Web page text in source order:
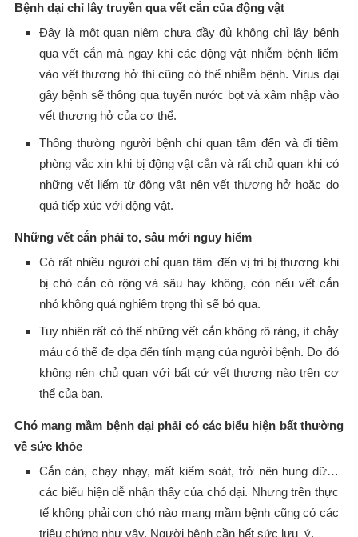
Bệnh dại chỉ lây truyền qua vết cắn của động vật
Đây là một quan niệm chưa đầy đủ không chỉ lây bệnh
qua vết cắn mà ngay khi các động vật nhiễm bệnh liếm
vào vết thương hở thì cũng có thể nhiễm bệnh. Virus dại
gây bệnh sẽ thông qua tuyến nước bọt và xâm nhập vào
vết thương hở của cơ thể.
Thông thường người bệnh chỉ quan tâm đến và đi tiêm
phòng vắc xin khi bị động vật cắn và rất chủ quan khi có
những vết liếm từ động vật nên vết thương hở hoặc do
quá tiếp xúc với động vật.
Những vết cắn phải to, sâu mới nguy hiểm
Có rất nhiều người chỉ quan tâm đến vị trí bị thương khi
bị chó cắn có rộng và sâu hay không, còn nếu vết cắn
nhỏ không quá nghiêm trọng thì sẽ bỏ qua.
Tuy nhiên rất có thể những vết cắn không rõ ràng, ít chảy
máu có thể đe dọa đến tính mạng của người bệnh. Do đó
không nên chủ quan với bất cứ vết thương nào trên cơ
thể của bạn.
Chó mang mầm bệnh dại phải có các biểu hiện bất thường
về sức khỏe
Cắn càn, chạy nhạy, mất kiểm soát, trở nên hung dữ…
các biểu hiện dễ nhận thấy của chó dại. Nhưng trên thực
tế không phải con chó nào mang mầm bệnh cũng có các
triệu chứng như vậy. Người bệnh cần hết sức lưu ý.